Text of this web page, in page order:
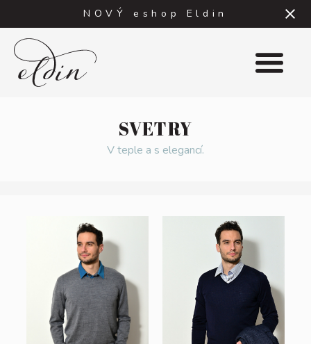
NOVÝ eshop Eldin
SVETRY
V teple a s elegancí.
PŘIHLÁSIT
SE
DO OBCHODU